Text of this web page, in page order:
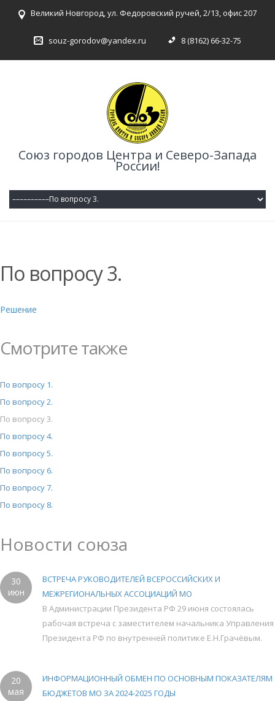
Великий Новгород, ул. Федоровский ручей, 2/13, офис 207
souz-gorodov@yandex.ru 8 (8162) 66-32-75
Союз городов Центра и Северо-Запада
России!
По вопросу 3.
Решение
Смотрите также
По вопросу 1.
По вопросу 2.
По вопросу 3.
По вопросу 4.
По вопросу 5.
По вопросу 6.
По вопросу 7.
По вопросу 8.
Новости союза
30
июн
ВСТРЕЧА РУКОВОДИТЕЛЕЙ ВСЕРОССИЙСКИХ И
МЕЖРЕГИОНАЛЬНЫХ АССОЦИАЦИЙ МО
В Администрации Президента РФ 29 июня состоялась
рабочая встреча с заместителем начальника Управления
Президента РФ по внутренней политике Е.Н.Грачёвым.
20
мая
ИНФОРМАЦИОННЫЙ ОБМЕН ПО ОСНОВНЫМ ПОКАЗАТЕЛЯМ
БЮДЖЕТОВ МО ЗА 2024-2025 ГОДЫ